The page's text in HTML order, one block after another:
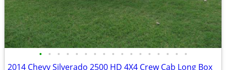
• • • • • • • • • • • • • • • • •
2014 Chevy Silverado 2500 HD 4X4 Crew Cab Long Box